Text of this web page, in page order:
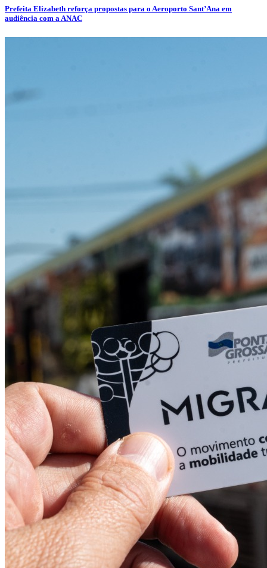
Prefeita Elizabeth reforça propostas para o Aeroporto Sant’Ana em
audiência com a ANAC